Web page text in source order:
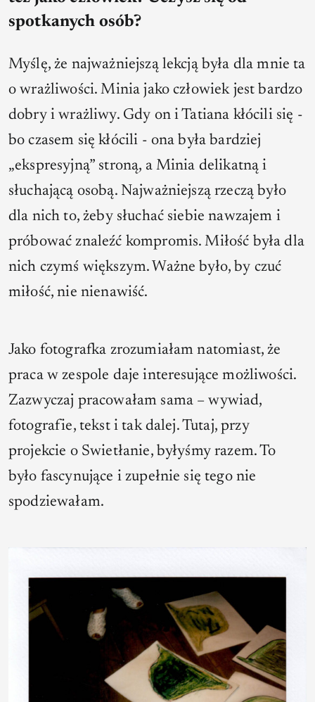
spotkanych osób?
Myślę, że najważniejszą lekcją była dla mnie ta
o wrażliwości. Minia jako człowiek jest bardzo
dobry i wrażliwy. Gdy on i Tatiana kłócili się -
bo czasem się kłócili - ona była bardziej
„ekspresyjną” stroną, a Minia delikatną i
słuchającą osobą. Najważniejszą rzeczą było
dla nich to, żeby słuchać siebie nawzajem i
próbować znaleźć kompromis. Miłość była dla
nich czymś większym. Ważne było, by czuć
miłość, nie nienawiść.
Jako fotografka zrozumiałam natomiast, że
praca w zespole daje interesujące możliwości.
Zazwyczaj pracowałam sama – wywiad,
fotografie, tekst i tak dalej. Tutaj, przy
projekcie o Swietłanie, byłyśmy razem. To
było fascynujące i zupełnie się tego nie
spodziewałam.